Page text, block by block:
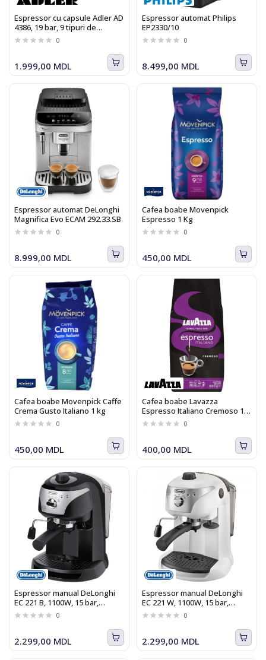
Espressor cu capsule Adler AD
4386, 19 bar, 9 tipuri de
capsule
0
1.999,00 MDL
Espressor automat Philips
EP2330/10
0
8.499,00 MDL
Espressor automat DeLonghi
Magnifica Evo ECAM 292.33.SB
0
8.999,00 MDL
Cafea boabe Movenpick
Espresso 1 Kg
0
450,00 MDL
Cafea boabe Movenpick Caffe
Crema Gusto Italiano 1 kg
0
450,00 MDL
Cafea boabe Lavazza
Espresso Italiano Cremoso 1
Kg
0
400,00 MDL
Espressor manual DeLonghi
EC 221 B, 1100W, 15 bar,
sistem Cappuccino, negru-
argintiu
0
2.299,00 MDL
Espressor manual DeLonghi
EC 221 W, 1100W, 15 bar,
sistem Cappuccino, alb-
argintiu
0
2.299,00 MDL